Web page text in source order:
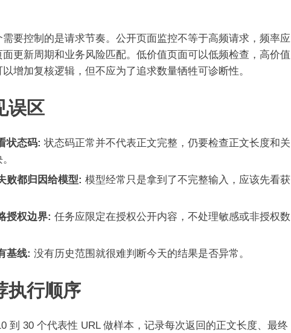
需要控制的是请求节奏。公开页面监控不等于高频请求，频率应
面更新周期和业务风险匹配。低价值页面可以低频检查，高价值
增加复核逻辑，但不应为了追求数量牺牲可诊断性。
误区
状态码: 状态码正常并不代表正文完整，仍要检查正文长度和关
败都归因给模型: 模型经常只是拿到了不完整输入，应该先看获
授权边界: 任务应限定在授权公开内容，不处理敏感或非授权数
基线: 没有历史范围就很难判断今天的结果是否异常。
执行顺序
到 30 个代表性 URL 做样本，记录每次返回的正文长度、最终